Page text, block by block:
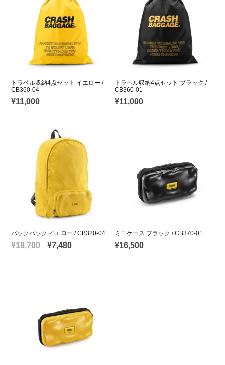
トラベル収納4点セット イエロー /
CB360-04
¥11,000
トラベル収納4点セット ブラック /
CB360-01
¥11,000
バックパック イエロー / CB320-04
¥18,700 ¥7,480
ミニケース ブラック / CB370-01
¥16,500